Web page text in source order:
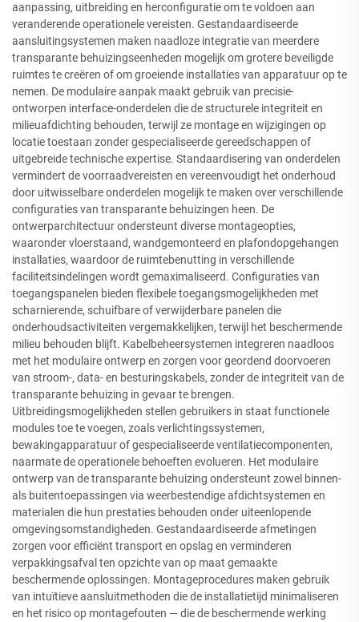
aanpassing, uitbreiding en herconfiguratie om te voldoen aan
veranderende operationele vereisten. Gestandaardiseerde
aansluitingsystemen maken naadloze integratie van meerdere
transparante behuizingseenheden mogelijk om grotere beveiligde
ruimtes te creëren of om groeiende installaties van apparatuur op te
nemen. De modulaire aanpak maakt gebruik van precisie-
ontworpen interface-onderdelen die de structurele integriteit en
milieuafdichting behouden, terwijl ze montage en wijzigingen op
locatie toestaan zonder gespecialiseerde gereedschappen of
uitgebreide technische expertise. Standaardisering van onderdelen
vermindert de voorraadvereisten en vereenvoudigt het onderhoud
door uitwisselbare onderdelen mogelijk te maken over verschillende
configuraties van transparante behuizingen heen. De
ontwerparchitectuur ondersteunt diverse montageopties,
waaronder vloerstaand, wandgemonteerd en plafondopgehangen
installaties, waardoor de ruimtebenutting in verschillende
faciliteitsindelingen wordt gemaximaliseerd. Configuraties van
toegangspanelen bieden flexibele toegangsmogelijkheden met
scharnierende, schuifbare of verwijderbare panelen die
onderhoudsactiviteiten vergemakkelijken, terwijl het beschermende
milieu behouden blijft. Kabelbeheersystemen integreren naadloos
met het modulaire ontwerp en zorgen voor geordend doorvoeren
van stroom-, data- en besturingskabels, zonder de integriteit van de
transparante behuizing in gevaar te brengen.
Uitbreidingsmogelijkheden stellen gebruikers in staat functionele
modules toe te voegen, zoals verlichtingssystemen,
bewakingapparatuur of gespecialiseerde ventilatiecomponenten,
naarmate de operationele behoeften evolueren. Het modulaire
ontwerp van de transparante behuizing ondersteunt zowel binnen-
als buitentoepassingen via weerbestendige afdichtsystemen en
materialen die hun prestaties behouden onder uiteenlopende
omgevingsomstandigheden. Gestandaardiseerde afmetingen
zorgen voor efficiënt transport en opslag en verminderen
verpakkingsafval ten opzichte van op maat gemaakte
beschermende oplossingen. Montageprocedures maken gebruik
van intuïtieve aansluitmethoden die de installatietijd minimaliseren
en het risico op montagefouten — die de beschermende werking